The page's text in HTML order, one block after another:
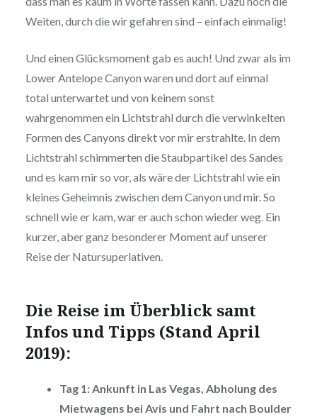
Weiten, durch die wir gefahren sind – einfach einmalig!
Und einen Glücksmoment gab es auch! Und zwar als im
Lower Antelope Canyon waren und dort auf einmal
total unterwartet und von keinem sonst
wahrgenommen ein Lichtstrahl durch die verwinkelten
Formen des Canyons direkt vor mir erstrahlte. In dem
Lichtstrahl schimmerten die Staubpartikel des Sandes
und es kam mir so vor, als wäre der Lichtstrahl wie ein
kleines Geheimnis zwischen dem Canyon und mir. So
schnell wie er kam, war er auch schon wieder weg. Ein
kurzer, aber ganz besonderer Moment auf unserer
Reise der Natursuperlativen.
Die Reise im Überblick samt
Infos und Tipps (Stand April
2019):
Tag 1: Ankunft in Las Vegas, Abholung des
Mietwagens bei Avis und Fahrt nach Boulder